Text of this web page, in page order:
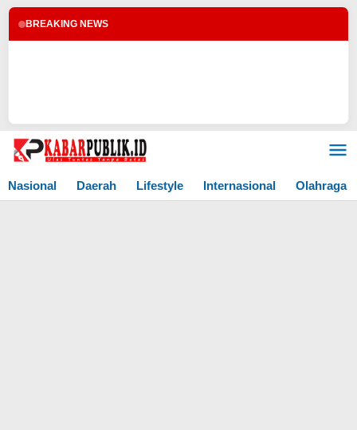
BREAKING NEWS
Lewati
Nasional
Daerah Lifestyle Internasional Olahraga